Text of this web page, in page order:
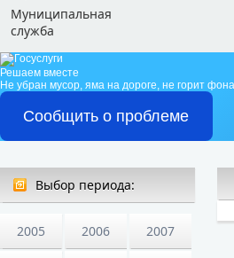
Муниципальная
служба
Решаем вместе
Не убран мусор, яма на дороге, не горит
Сообщить о проблеме
Выбор периода:
2005 2006 2007